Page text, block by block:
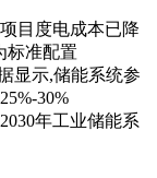
目度电成本已降
标准配置
显示,储能系统参
30%
年工业储能系